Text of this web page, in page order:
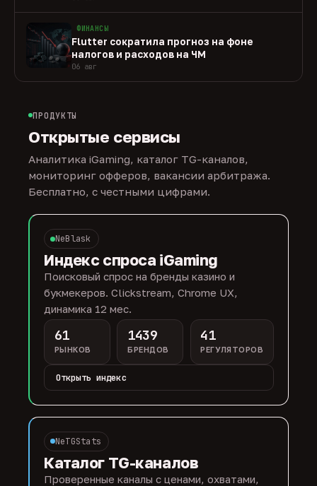
ФИНАНСЫ
Flutter сократила прогноз на фоне
налогов и расходов на ЧМ
06 авг
ПРОДУКТЫ
Открытые сервисы
Аналитика iGaming, каталог TG-каналов,
мониторинг офферов, вакансии арбитража.
Бесплатно, с честными цифрами.
NeBlask
Индекс спроса iGaming
Поисковый спрос на бренды казино и
букмекеров. Clickstream, Chrome UX,
динамика 12 мес.
61
РЫНКОВ
1439
БРЕНДОВ
41
РЕГУЛЯТОРОВ
Открыть индекс
NeTGStats
Каталог TG-каналов
Проверенные каналы с ценами, охватами,